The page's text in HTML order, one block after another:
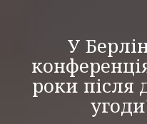
У
роки після